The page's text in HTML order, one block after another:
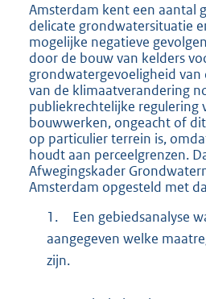
Amsterdam kent een aantal
delicate grondwatersituatie
mogelijke negatieve
door de bouw van kelders
grondwatergevoeligheid van
van de klimaatverandering
publiekrechtelijke regulering
bouwwerken, ongeacht of
op particulier terrein is,
houdt aan perceelgrenzen.
Afwegingskader
Amsterdam opgesteld met
1.
Een gebiedsanalyse
aangegeven welke
zijn.